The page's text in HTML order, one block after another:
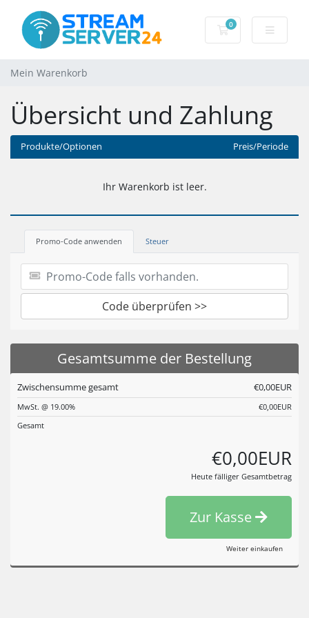
0
Mein Warenkorb
Mein Warenkorb
Übersicht und Zahlung
Produkte/Optionen Preis/Periode
Ihr Warenkorb ist leer.
Promo-Code anwenden Steuer
Code überprüfen >>
Gesamtsumme der Bestellung
Zwischensumme gesamt €0,00EUR
MwSt. @ 19.00%
€0,00EUR
Gesamt
€0,00EUR
Heute fälliger Gesamtbetrag
Zur Kasse
Weiter einkaufen